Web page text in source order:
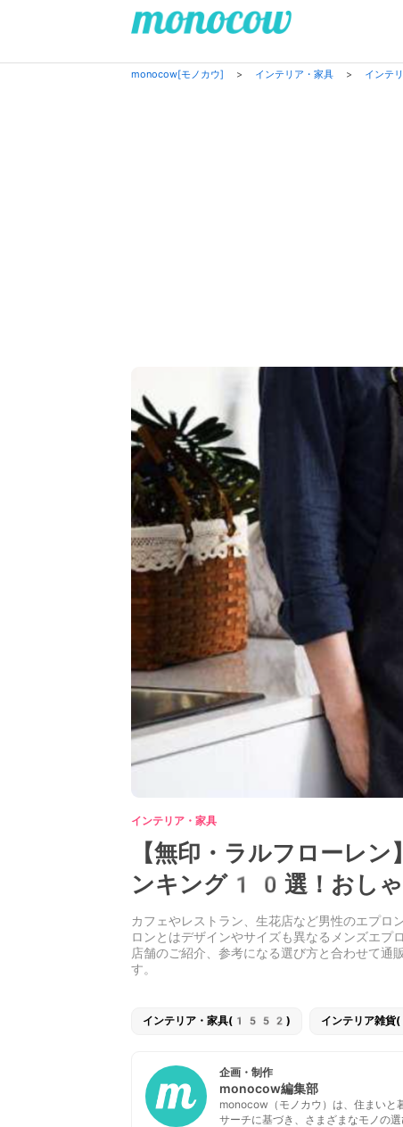
monocow[モノカウ] > インテリア・家具 > インテ
インテリア・家具
【無印・ラルフローレ
ンキング10選！おしゃ
カフェやレストラン、生花店など男性のエプロ
ロンとはデザインやサイズも異なるメンズエプ
店舗のご紹介、参考になる選び方と合わせて通
す。
インテリア・家具(1552) インテリア
企画・制作
monocow編集部
monocow（モノカウ）は、住まいと
サーチに基づき、さまざまなモノの